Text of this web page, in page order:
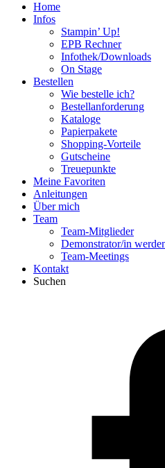
Home
Infos
Stampin’ Up!
EPB Rechner
Infothek/Downloads
On Stage
Bestellen
Wie bestelle ich?
Bestellanforderung
Kataloge
Papierpakete
Shopping-Vorteile
Gutscheine
Treuepunkte
Meine Favoriten
Anleitungen
Über mich
Team
Team-Mitglieder
Demonstrator/in
Team-Meetings
Kontakt
Suchen